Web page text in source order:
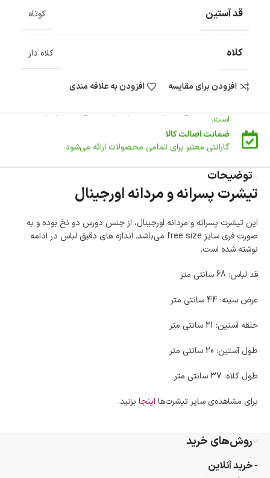
قد آستین کوتاه
کلاه کلاه دار
افزودن برای مقایسه افزودن به علاقه مندی
ضمانت بازگشت کالا
امکان پرداخت در محل
در هنگام خرید محصول، امکان انتخاب پرداخت در محل
امکان پرداخت اقساطی
ضمانت اصالت کالا
گارانتی معتبر برای تمامی محصولات ارائه می‌شود.
توضیحات
تیشرت پسرانه و مردانه اورجینال
این تیشرت پسرانه و مردانه اورجینال، از جنس دورس دو نخ بوده و به
صورت فری سایز free size می‌باشد. اندازه های دقیق لباس در ادامه
نوشته شده است.
قد لباس: 68 سانتی متر
عرض سینه: 44 سانتی متر
حلقه آستین: 21 سانتی متر
طول آستین: 20 سانتی متر
طول کلاه: 37 سانتی متر
برای مشاهده‌ی سایر تیشرت‌ها اینجا بزنید.
روش‌های خرید
- خرید آنلاین